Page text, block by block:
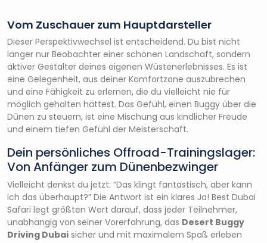
Vom Zuschauer zum Hauptdarsteller
Dieser Perspektivwechsel ist entscheidend. Du bist nicht
länger nur Beobachter einer schönen Landschaft, sondern
aktiver Gestalter deines eigenen Wüstenerlebnisses. Es ist
eine Gelegenheit, aus deiner Komfortzone auszubrechen
und eine Fähigkeit zu erlernen, die du vielleicht nie für
möglich gehalten hättest. Das Gefühl, einen Buggy über die
Dünen zu steuern, ist eine Mischung aus kindlicher Freude
und einem tiefen Gefühl der Meisterschaft.
Dein persönliches Offroad-Trainingslager:
Von Anfänger zum Dünenbezwinger
Vielleicht denkst du jetzt: “Das klingt fantastisch, aber kann
ich das überhaupt?” Die Antwort ist ein klares Ja! Best Dubai
Safari legt größten Wert darauf, dass jeder Teilnehmer,
unabhängig von seiner Vorerfahrung, das Desert Buggy
Driving Dubai sicher und mit maximalem Spaß erleben